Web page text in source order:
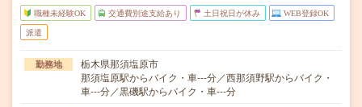
職種未経験OK 交通費別途支給あり 土日祝日が休み WEB登録OK
派遣
勤務地
栃木県那須塩原市
那須塩原駅からバイク・車---分／西那須野駅からバイク・
車---分／黒磯駅からバイク・車---分